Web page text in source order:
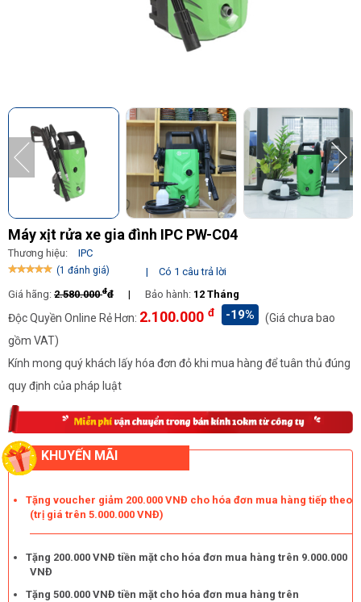
Máy xịt rửa xe gia đình IPC PW-C04
Thương hiệu: IPC
(1 đánh giá) |
Có 1 câu trả lời
Giá hãng: 2.580.000đđ | Bảo hành: 12 Tháng
Độc Quyền Online Rẻ Hơn: 2.100.000 đ -19%
(Giá chưa bao
gồm VAT)
Kính mong quý khách lấy hóa đơn đỏ khi mua hàng để tuân thủ đúng
quy định của pháp luật
KHUYẾN MÃI
Tặng voucher giảm 200.000 VNĐ cho hóa đơn mua hàng tiếp theo
(trị giá trên 5.000.000 VNĐ)
Tặng 200.000 VNĐ tiền mặt cho hóa đơn mua hàng trên 9.000.000
VNĐ
Tặng 500.000 VNĐ tiền mặt cho hóa đơn mua hàng trên